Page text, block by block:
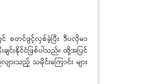
စတင်ဖွင့်လှစ်ခဲ့ပြီး ဒီပလိုမာ
င်းနိုင်ငံဖြစ်ပါသည်။ ထို့အပြင်
သည့် သမိုင်းကြောင်း များ